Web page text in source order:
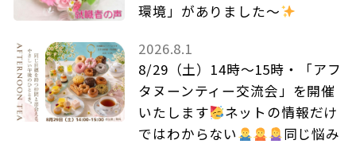
環境」がありました～
2026.8.1
8/29（土）14時～15時・「アフ
タヌーンティー交流会」を開催
いたします
ネットの情報だけ
ではわからない
同じ悩み